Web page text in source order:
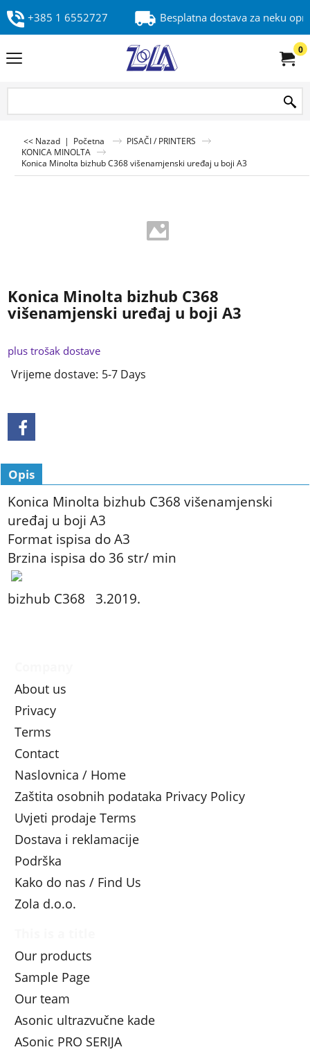
+385 1 6552727 Besplatna dostava za neku
0
<< Nazad | Početna
PISAČI / PRINTERS
KONICA MINOLTA
Konica Minolta bizhub C368 višenamjenski uređaj u boji A3
Konica Minolta bizhub C368
višenamjenski uređaj u boji A3
plus trošak dostave
Vrijeme dostave: 5-7 Days
Opis
Konica Minolta bizhub C368 višenamjenski
uređaj u boji A3
Format ispisa do A3
Brzina ispisa do 36 str/ min
bizhub C368 3.2019.
About us
Privacy
Terms
Contact
Naslovnica / Home
Zaštita osobnih podataka Privacy Policy
Uvjeti prodaje Terms
Dostava i reklamacije
Podrška
Kako do nas / Find Us
Zola d.o.o.
Our products
Sample Page
Our team
Asonic ultrazvučne kade
ASonic PRO SERIJA